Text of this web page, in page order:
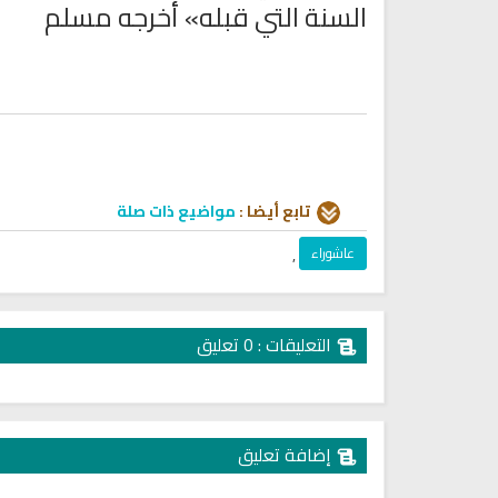
السنة التي قبله» أخرجه مسلم
تابع أيضا :مواضيع ذات صلة
عاشوراء ,
التعليقات : 0 تعليق
إضافة تعليق